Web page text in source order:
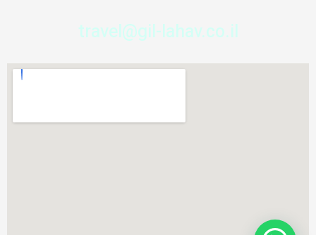
travel@gil-lahav.co.il